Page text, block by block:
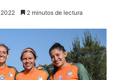
2 minutos de lectura